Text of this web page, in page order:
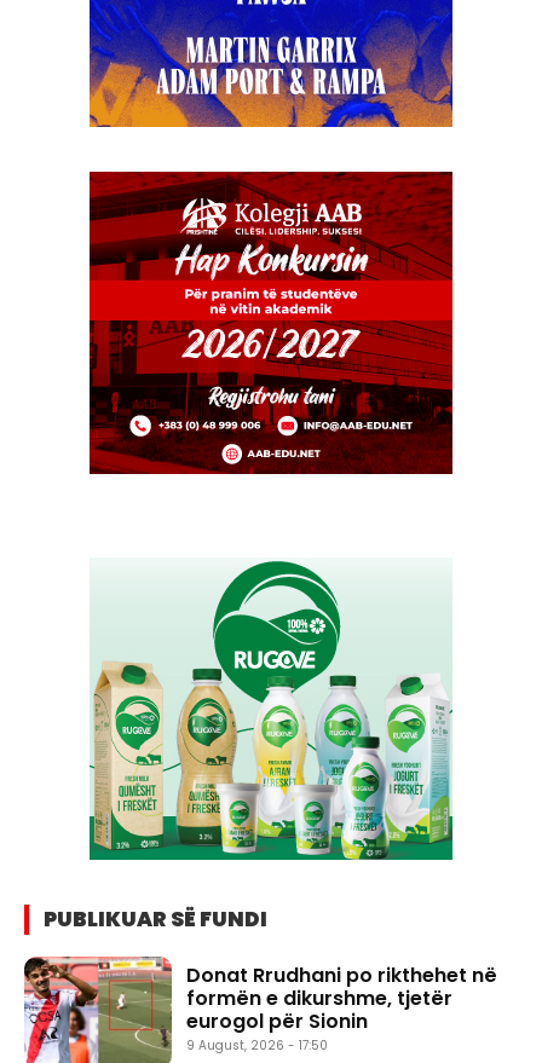
PUBLIKUAR SË FUNDI
Donat Rrudhani po rikthehet në
formën e dikurshme, tjetër
eurogol për Sionin
9 August, 2026 - 17:50